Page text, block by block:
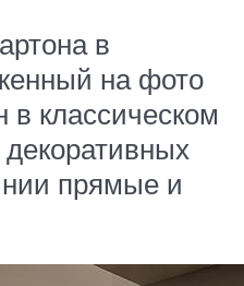
в
на фото
в классическом
прямые и